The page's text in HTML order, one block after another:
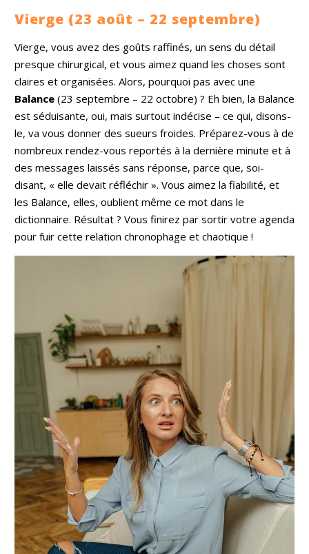
Vierge (23 août – 22 septembre)
Vierge, vous avez des goûts raffinés, un sens du détail
presque chirurgical, et vous aimez quand les choses sont
claires et organisées. Alors, pourquoi pas avec une
Balance (23 septembre – 22 octobre) ? Eh bien, la Balance
est séduisante, oui, mais surtout indécise – ce qui, disons-
le, va vous donner des sueurs froides. Préparez-vous à de
nombreux rendez-vous reportés à la dernière minute et à
des messages laissés sans réponse, parce que, soi-
disant, « elle devait réfléchir ». Vous aimez la fiabilité, et
les Balance, elles, oublient même ce mot dans le
dictionnaire. Résultat ? Vous finirez par sortir votre agenda
pour fuir cette relation chronophage et chaotique !